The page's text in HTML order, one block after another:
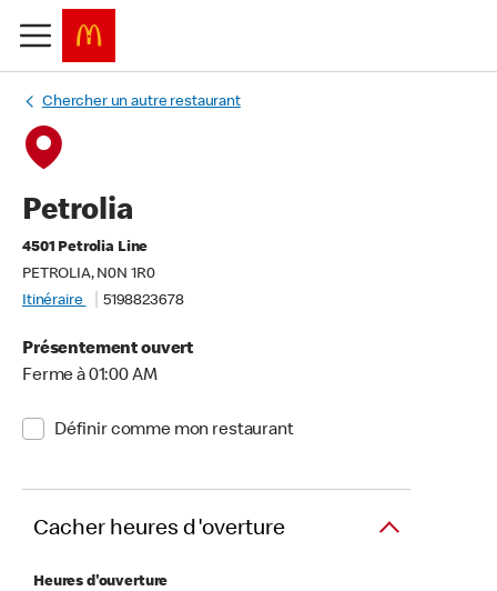
Chercher un autre restaurant
Petrolia
4501 Petrolia Line
PETROLIA, N0N 1R0
Itinéraire
5198823678
Présentement ouvert
Ferme à 01:00 AM
Définir comme mon restaurant
Cacher heures d'overture
Heures d'ouverture